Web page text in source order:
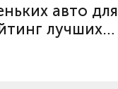
авто для
лучших